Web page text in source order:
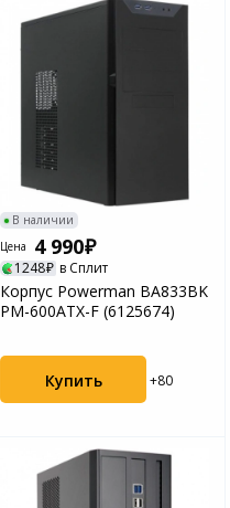
В наличии
Цена
4 990
1248 в Сплит
Корпус Powerman BA833BK
PM-600ATX-F (6125674)
Купить +80